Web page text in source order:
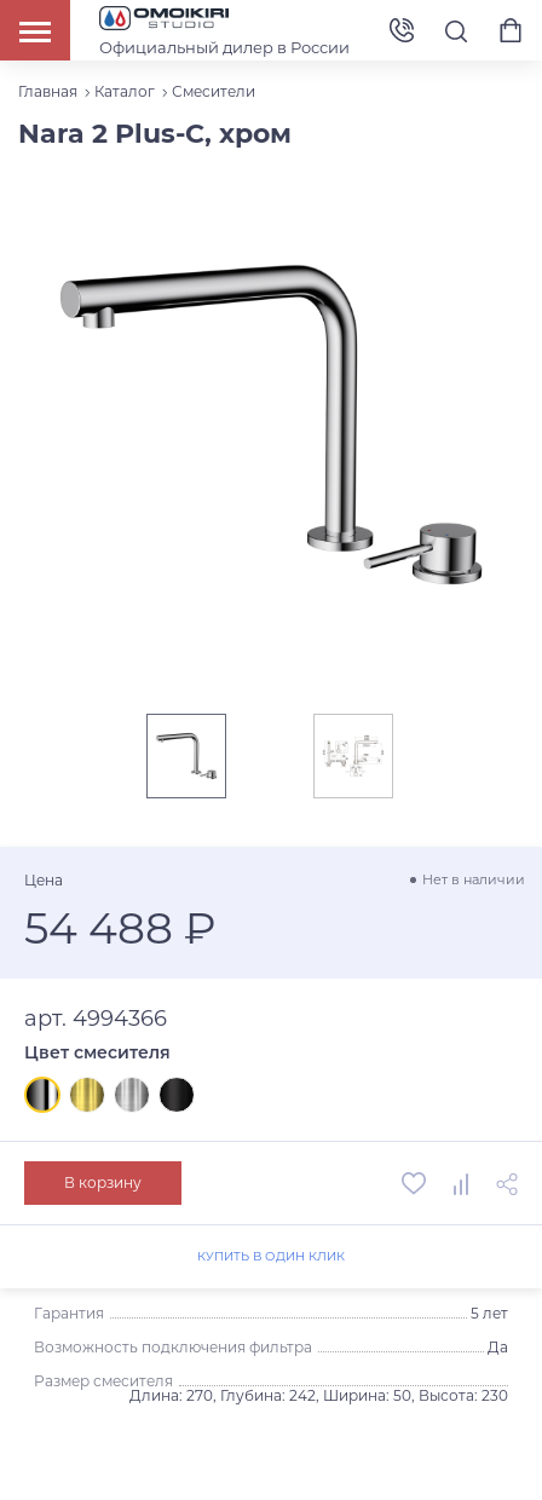
Официальный дилер в России
Главная Каталог Смесители
Nara 2 Plus-C, хром
Гарантия
5 лет
Возможность подключения фильтра
Да
Размер смесителя
Длина: 270, Глубина: 242, Ширина: 50, Высота: 230
Цена Нет в наличии
54 488 ₽
арт. 4994366
Цвет смесителя
В корзину
КУПИТЬ В ОДИН КЛИК